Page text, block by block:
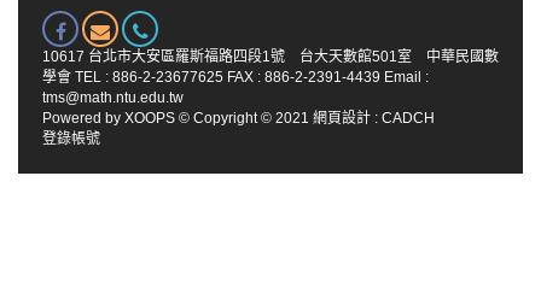
10617 台北市大安區羅斯福路四段1號 台大天數館501室 中華民國數
學會 TEL : 886-2-23677625 FAX : 886-2-2391-4439 Email :
tms@math.ntu.edu.tw
Powered by XOOPS © Copyright © 2021 網頁設計 : CADCH
登錄帳號